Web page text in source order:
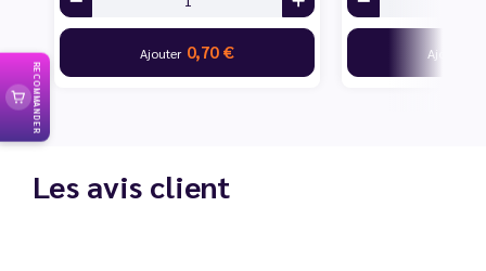
Ajouter 0,70 € Ajouter
Les avis client
RECOMMANDER